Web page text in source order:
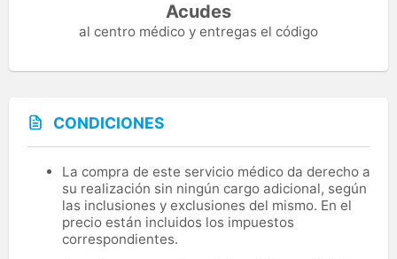
Acudes
al centro médico y entregas el código
CONDICIONES
La compra de este servicio médico da derecho a
su realización sin ningún cargo adicional, según
las inclusiones y exclusiones del mismo. En el
precio están incluidos los impuestos
correspondientes.